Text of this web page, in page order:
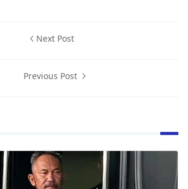
Next Post
Previous Post